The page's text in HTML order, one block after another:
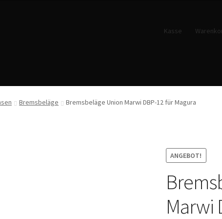
Kasse
Bremsbeläge Bremsbeläge Union Marwi DBP-12 für Magura
ANGEBOT!
Marwi